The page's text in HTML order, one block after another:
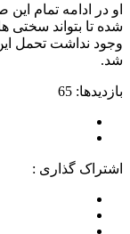
او در ادامه تمام
شده تا بتواند سختی
وجود نداشت تحمل
شد.
بازدیدها: 65
اشتراک گذاری :